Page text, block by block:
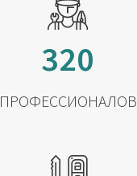
320
ПРОФЕССИОНАЛОВ